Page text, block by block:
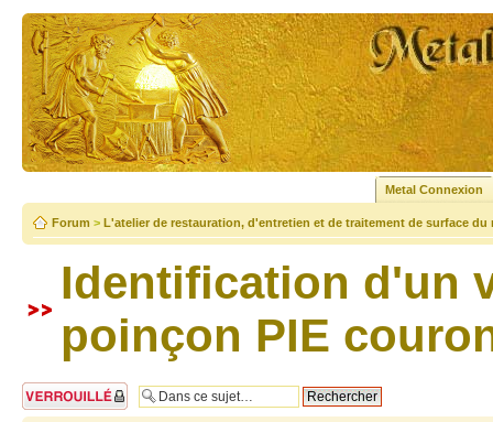
Metal Connexion
Forum > L'atelier de restauration, d'entretien et de traitement de surface du
Identification d'un
poinçon PIE
Sujet verrouillé